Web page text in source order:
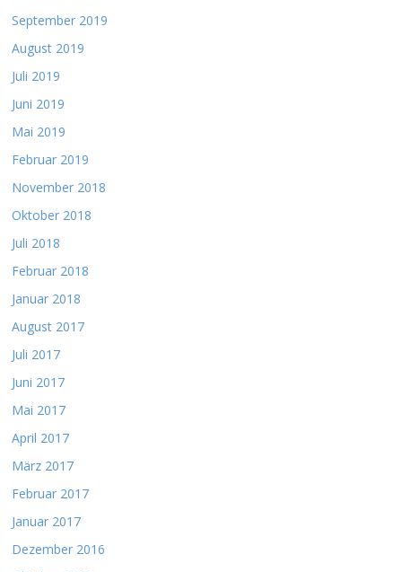
September 2019
August 2019
Juli 2019
Juni 2019
Mai 2019
Februar 2019
November 2018
Oktober 2018
Juli 2018
Februar 2018
Januar 2018
August 2017
Juli 2017
Juni 2017
Mai 2017
April 2017
März 2017
Februar 2017
Januar 2017
Dezember 2016